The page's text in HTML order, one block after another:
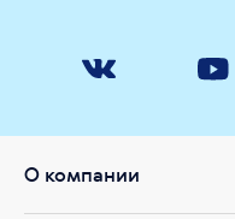
О компании